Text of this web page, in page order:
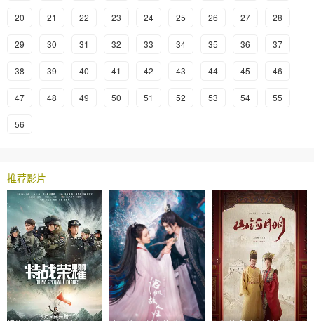
20 21 22 23 24 25 26 27 28
29 30 31 32 33 34 35 36 37
38 39 40 41 42 43 44 45 46
47 48 49 50 51 52 53 54 55
56
推荐影片